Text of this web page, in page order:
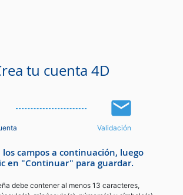
tu cuenta 4D
email
Validación
los campos a continuación, luego
en "Continuar" para guardar.
debe contener al menos 13 caracteres,